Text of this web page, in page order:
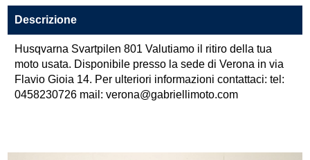
Descrizione
Husqvarna Svartpilen 801 Valutiamo il ritiro della tua
moto usata. Disponibile presso la sede di Verona in via
Flavio Gioia 14. Per ulteriori informazioni contattaci: tel:
0458230726 mail: verona@gabriellimoto.com